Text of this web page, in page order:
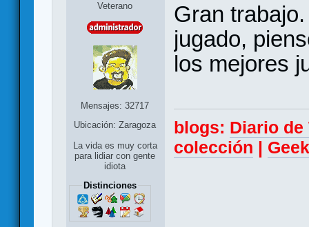
Veterano
Mensajes: 32717
Ubicación: Zaragoza
La vida es muy corta
para lidiar con gente
idiota
Distinciones
Gran
jugado,
los mejores
blogs: Diario
colección